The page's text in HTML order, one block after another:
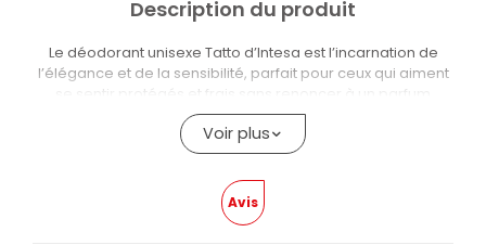
Description du produit
Le déodorant unisexe Tatto d’Intesa est l’incarnation de
l’élégance et de la sensibilité, parfait pour ceux qui aiment
se sentir protégés et frais sans renoncer à un parfum
raffiné. Sa formule sans alcool, testée
dermatologiquement, garantit une protection efficace et
durable, en gardant la peau sèche et agréablement
parfumée pendant des heures. En outre, le parfum « Tatto »
associe des notes délicates et sensuelles, adaptées aussi
bien aux hommes qu’aux femmes, pour une expérience
Voir plus
Avis